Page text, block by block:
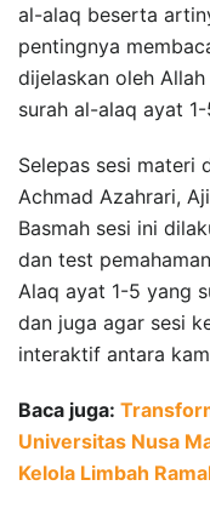
al-alaq beserta
pentingnya
dijelaskan oleh
surah al-alaq ayat 1-
Selepas sesi materi
Achmad Azahrari,
Basmah sesi ini
dan test
Alaq ayat 1-5 yang
dan juga agar sesi
interaktif antara
Baca juga:
Universitas Nusa
Kelola Limbah